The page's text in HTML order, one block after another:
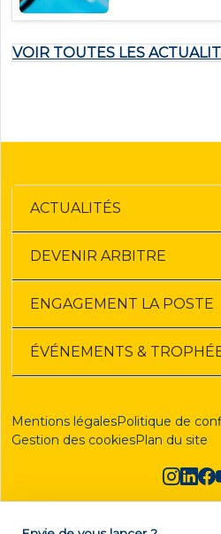
VOIR TOUTES LES
ACTUALITÉS
DEVENIR ARBITRE
ENGAGEMENT LA POSTE
ÉVÉNEMENTS &
Mentions légalesPolitique de
Gestion des cookiesPlan du site